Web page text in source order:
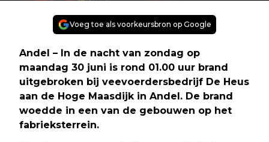
Voeg toe als voorkeursbron op Google
Andel – In de nacht van zondag op
maandag 30 juni is rond 01.00 uur brand
uitgebroken bij veevoerdersbedrijf De Heus
aan de Hoge Maasdijk in Andel. De brand
woedde in een van de gebouwen op het
fabrieksterrein.